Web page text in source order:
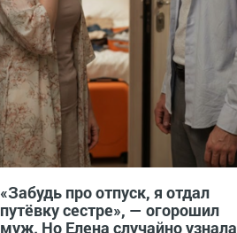
«Забудь про отпуск, я отдал
путёвку сестре», — огорошил
муж. Но Елена случайно узнала